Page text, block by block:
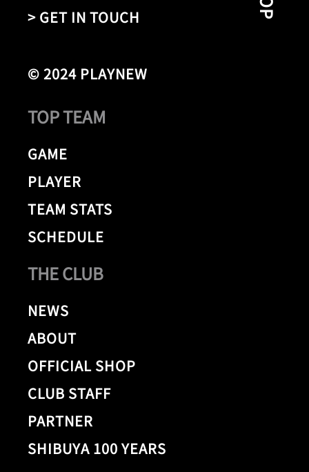
> GET IN TOUCH
© 2024 PLAYNEW
THE CLUB
NEWS
ABOUT
OFFICIAL SHOP
CLUB STAFF
PARTNER
SHIBUYA 100 YEARS
TOP TEAM
GAME
PLAYER
TEAM STATS
SCHEDULE